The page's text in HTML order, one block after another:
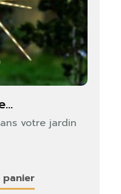
votre jardin
S'identifier